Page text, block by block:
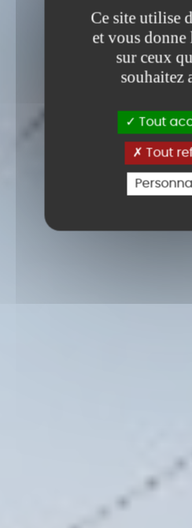
Ce site utilise
et vous donne
sur ceux
souhaitez
Tout
Tout